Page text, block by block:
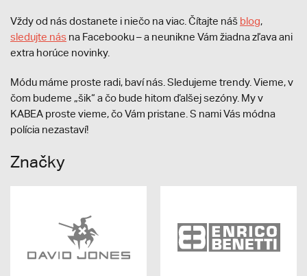
Vždy od nás dostanete i niečo na viac. Čítajte náš blog,
sledujte nás na Facebooku – a neunikne Vám žiadna zľava ani
extra horúce novinky.
Módu máme proste radi, baví nás. Sledujeme trendy. Vieme, v
čom budeme „šik“ a čo bude hitom ďalšej sezóny. My v
KABEA proste vieme, čo Vám pristane. S nami Vás módna
polícia nezastaví!
Značky